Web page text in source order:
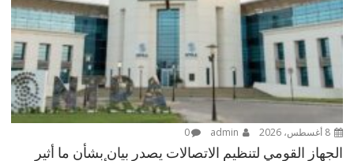
8 أغسطس، 2026 0
الجهاز القومي لتنظيم الاتصالات يصدر بيان بشأن ما أثير